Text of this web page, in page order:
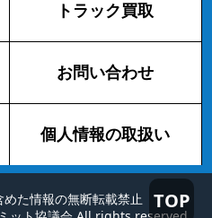
TOP
トラック買取
お問い合わせ
個人情報の取扱い
めた情報の無断転載禁止